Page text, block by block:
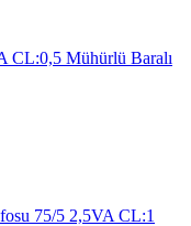
CL:0,5 Mühürlü Baralı
75/5 2,5VA CL:1